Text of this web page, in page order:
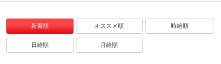
新着順 オススメ順 時給順
日給順 月給順